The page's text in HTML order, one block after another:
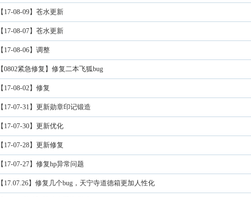
【17-08-09】苍水更新
【17-08-07】苍水更新
【17-08-06】调整
【0802紧急修复】修复二本飞狐bug
【17-08-02】修复
【17-07-31】更新勋章印记锻造
【17-07-30】更新优化
【17-07-28】更新修复
【17-07-27】修复hp异常问题
【17.07.26】修复几个bug，天宁寺道德箱更加人性化